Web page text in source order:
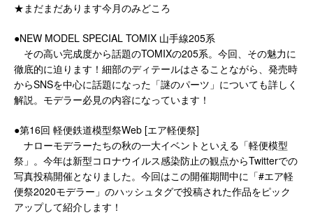
★まだまだあります今月のみどころ
●NEW MODEL SPECIAL TOMIX 山手線205系
その高い完成度から話題のTOMIXの205系。今回、その魅力に
徹底的に迫ります！細部のディテールはさることながら、発売時
からSNSを中心に話題になった「謎のパーツ」についても詳しく
解説。モデラー必見の内容になっています！
●第16回 軽便鉄道模型祭Web [エア軽便祭]
ナローモデラーたちの秋の一大イベントといえる「軽便模型
祭」。今年は新型コロナウイルス感染防止の観点からTwitterでの
写真投稿開催となりました。今回はこの開催期間中に「#エア軽
便祭2020モデラー」のハッシュタグで投稿された作品をピック
アップして紹介します！